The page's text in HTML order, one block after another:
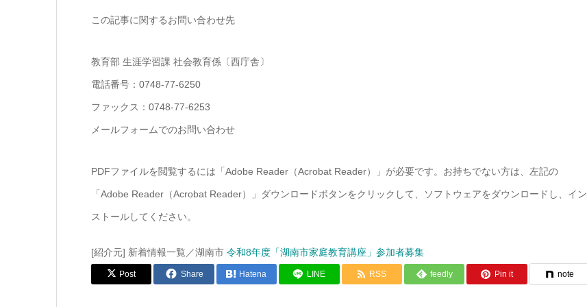
この記事に関するお問い合わせ先
教育部 生涯学習課 社会教育係〔西庁舎〕
電話番号：0748-77-6250
ファックス：0748-77-6253
メールフォームでのお問い合わせ
PDFファイルを閲覧するには「Adobe Reader（Acrobat Reader）」が必要です。お持ちでない方は、左記の
「Adobe Reader（Acrobat Reader）」ダウンロードボタンをクリックして、ソフトウェアをダウンロードし、イン
ストールしてください。
[紹介元] 新着情報一覧／湖南市 令和8年度「湖南市家庭教育講座」参加者募集
Post Share Hatena LINE RSS feedly Pin it note